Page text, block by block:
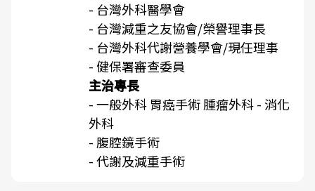
- 台灣外科醫學會
- 台灣減重之友協會/榮譽理事長
- 台灣外科代謝營養學會/現任理事
- 健保署審查委員
主治專長
- 一般外科 胃癌手術 腫瘤外科 - 消化
外科
- 腹腔鏡手術
- 代謝及減重手術